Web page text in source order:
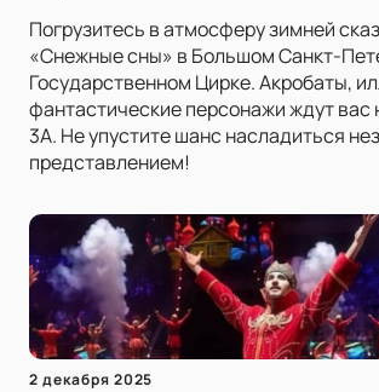
Погрузитесь в атмосферу зимней
«Снежные сны» в Большом Санкт-
Государственном Цирке. Акробаты,
фантастические персонажи ждут вас
3А. Не упустите шанс насладиться
представлением!
2 декабря 2025